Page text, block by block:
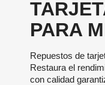
PARA
Repuestos de
Restaura el
con calidad